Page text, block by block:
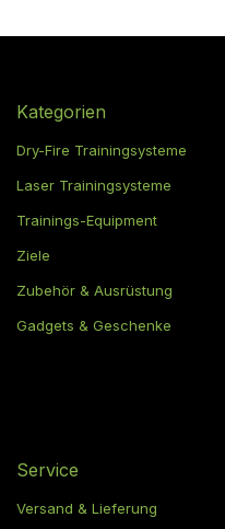
Kategorien
Dry-Fire Trainingsysteme
Laser Trainingsysteme
Trainings-Equipment
Ziele
Zubehör & Ausrüstung
Gadgets & Geschenke
Service
Versand & Lieferung